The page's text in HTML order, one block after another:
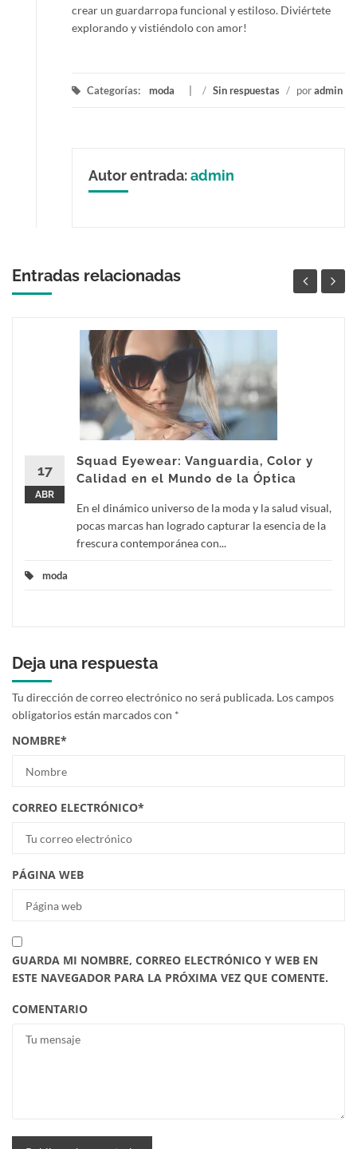
crear un guardarropa funcional y estiloso. Diviértete
explorando y vistiéndolo con amor!
Categorías: moda / Sin respuestas / poradmin
Autor entrada:admin
Entradas relacionadas
17
ABR
Squad Eyewear: Vanguardia, Color y
Calidad en el Mundo de la Óptica
En el dinámico universo de la moda y la salud visual,
pocas marcas han logrado capturar la esencia de la
frescura contemporánea con...
moda
Deja una respuesta
Tu dirección de correo electrónico no será publicada. Los campos
obligatorios están marcados con *
NOMBRE*
CORREO ELECTRÓNICO*
PÁGINA WEB
GUARDA MI NOMBRE, CORREO ELECTRÓNICO Y WEB EN
ESTE NAVEGADOR PARA LA PRÓXIMA VEZ QUE COMENTE.
COMENTARIO